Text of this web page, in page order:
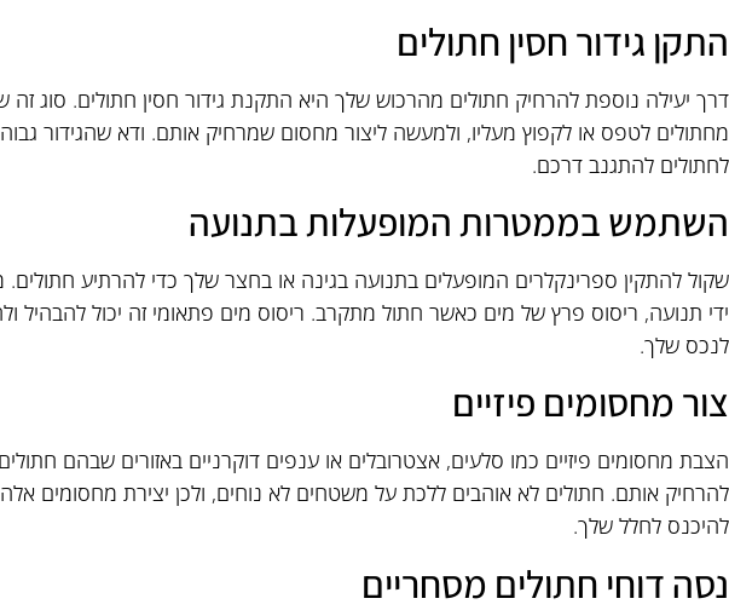
התקן גידור חסין חתולים
דרך יעילה נוספת להרחיק חתולים מהרכוש שלך היא התקנת גידור חסין חתולים. סוג זה
מחתולים לטפס או לקפוץ מעליו, ולמעשה ליצור מחסום שמרחיק אותם. ודא שהגידור גבוה
לחתולים להתגנב דרכם.
השתמש בממטרות המופעלות בתנועה
שקול להתקין ספרינקלרים המופעלים בתנועה בגינה או בחצר שלך כדי להרתיע
ידי תנועה, ריסוס פרץ של מים כאשר חתול מתקרב. ריסוס מים פתאומי זה יכול להבהיל
לנכס שלך.
צור מחסומים פיזיים
הצבת מחסומים פיזיים כמו סלעים, אצטרובלים או ענפים דוקרניים באזורים שבהם
להרחיק אותם. חתולים לא אוהבים ללכת על משטחים לא נוחים, ולכן יצירת מחסומים
להיכנס לחלל שלך.
נסה דוחי חתולים מסחריים